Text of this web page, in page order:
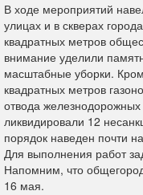
В ходе мероприятий
улицах и в скверах
квадратных метров
внимание уделили
масштабные уборки.
квадратных метров
отвода
ликвидировали 12
порядок наведен почти
Для выполнения работ
Напомним, что
16 мая.